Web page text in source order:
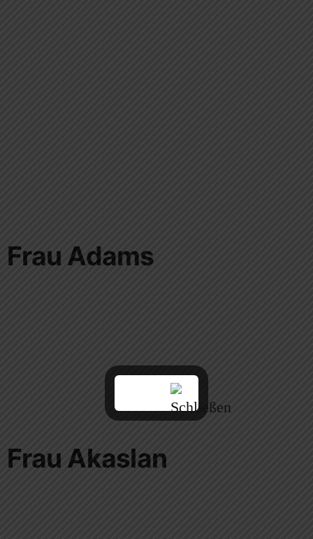
Frau Adams
Frau Akaslan